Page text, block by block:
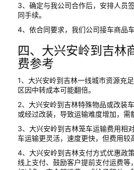
3、确定与我公司合作后，安排人员
同手续。
4、依合同要求，我们公司接车商品
四、大兴安岭到吉林
费参考
1、大兴安岭到吉林一线城市资源充
区因中转成本可能翻倍。
2、大兴安岭到吉林特殊物品或改装
或经过改装，导致运输难度增加，需
3、大兴安岭到吉林笼车运输费用相
车运输更灵活，速度更快，但费用较
4、大兴安岭到吉林支付方式优惠政
线上支付、鼓励客户提前支付运费等